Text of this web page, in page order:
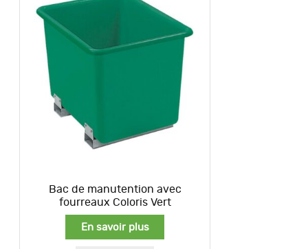
Bac de manutention avec
fourreaux Coloris Vert
En savoir plus